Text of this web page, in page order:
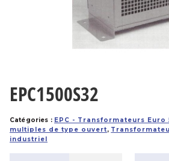
EPC1500S32
Catégories : EPC - Transformateurs
multiples de type ouvert,
industriel